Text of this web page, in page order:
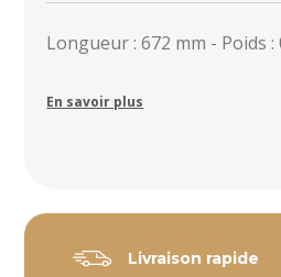
Longueur : 672 mm - Poids :
En savoir plus
Livraison rapide